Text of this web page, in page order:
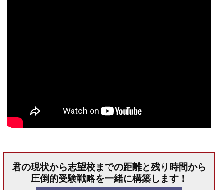
君の現状から志望校までの距離と残り時間から
圧倒的受験戦略を一緒に構築します！